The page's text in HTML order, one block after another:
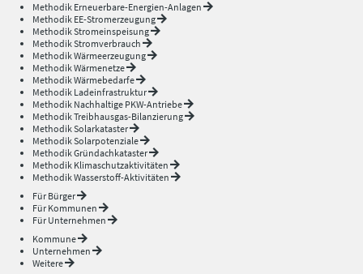
Methodik Erneuerbare-Energien-Anlagen
Methodik EE-Stromerzeugung
Methodik Stromeinspeisung
Methodik Stromverbrauch
Methodik Wärmeerzeugung
Methodik Wärmenetze
Methodik Wärmebedarfe
Methodik Ladeinfrastruktur
Methodik Nachhaltige PKW-Antriebe
Methodik Treibhausgas-Bilanzierung
Methodik Solarkataster
Methodik Solarpotenziale
Methodik Gründachkataster
Methodik Klimaschutzaktivitäten
Methodik Wasserstoff-Aktivitäten
Für Bürger
Für Kommunen
Für Unternehmen
Kommune
Unternehmen
Weitere